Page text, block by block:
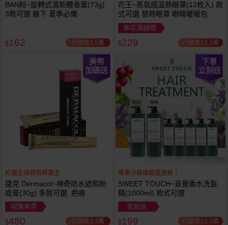
BAN盼~旋轉式清新體香膏(73g)
3款可選 腋下 夏季必備
$162 已銷售3.5萬
花王~蒸氣感溫熱眼罩(12枚入) 款
式可選 發熱眼罩 眼睛暖暖包
專區滿額贈
$229 已銷售13.1萬
美幣
加碼送
紅遍全球遮瑕界霸主
捷克 Dermacol~神奇防水遮瑕粉
底膏(30g) 多款可選 疤痕
現賺美幣
$480 已銷售3.3萬
下單
立刻送
專業沙龍級超值激推！
SWEET TOUCH~直覺香水洗髮
精(1000ml) 款式可選
買就送
$199 已銷售13.3萬